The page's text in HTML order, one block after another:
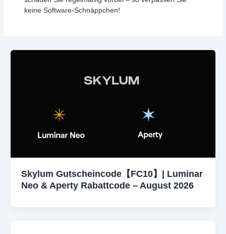
keine Software-Schnäppchen!
Skylum Gutscheincode【FC10】| Luminar
Neo & Aperty Rabattcode – August 2026